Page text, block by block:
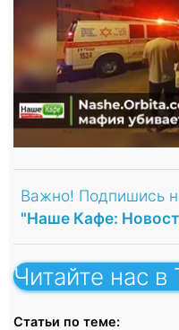
Важно! Подпишись
"Наше Кафе:
Читайте нас в
Статьи по теме: